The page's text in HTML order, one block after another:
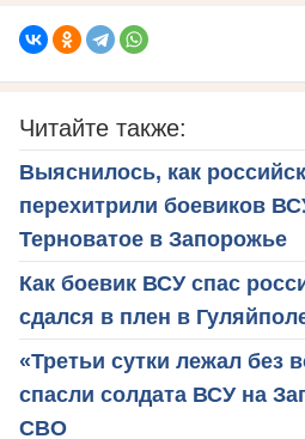
Читайте также:
Выяснилось, как
перехитрили боевиков
Терноватое в Запорожье
Как боевик ВСУ спас
сдался в плен в
«Третьи сутки лежал
спасли солдата ВСУ на
СВО